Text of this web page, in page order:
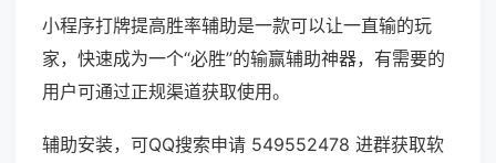
小程序打牌提高胜率辅助是一款可以让一直输的玩
家，快速成为一个“必胜”的输赢辅助神器，有需要的
用户可通过正规渠道获取使用。
辅助安装，可QQ搜索申请 549552478 进群获取软